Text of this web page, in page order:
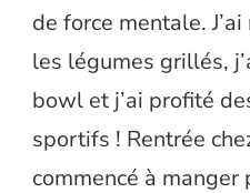
de force mentale.
les légumes grillés,
bowl et j’ai profité
sportifs ! Rentrée
commencé à